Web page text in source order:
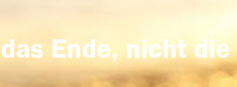
Ende, nicht die